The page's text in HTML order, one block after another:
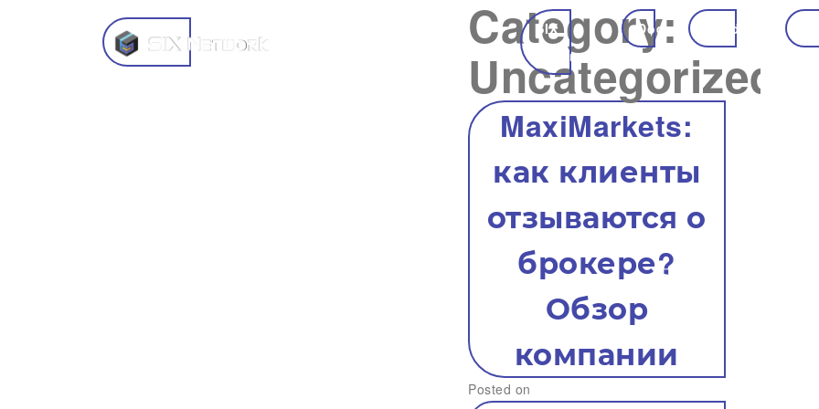
SIX
Token
Docs Roadmap
Category:
Uncategorized
MaxiMarkets:
как клиенты
отзываются о
брокере?
Обзор
компании
Posted on